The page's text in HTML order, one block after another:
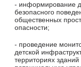
- информирование
безопасного
общественных
опасности;
- проведение
детской
территориях